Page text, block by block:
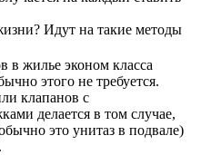
Идут на такие методы
в жилье эконом класса
этого не требуется.
клапанов с
делается в том случае,
это унитаз в подвале)